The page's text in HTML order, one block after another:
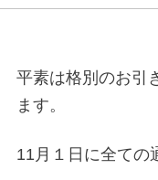
平素は格別のお引
ます。
11月１日に全ての